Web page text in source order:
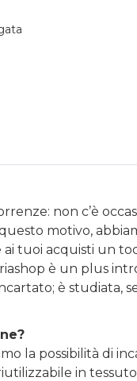
non c’è
motivo,
tuoi acquisti un
è un plus
è studiata,
la possibilità di
in